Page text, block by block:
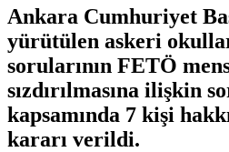
Ankara Cumhuriyet
yürütülen askeri
sorularının FETÖ
sızdırılmasına ilişkin
kapsamında 7 kişi
kararı verildi.